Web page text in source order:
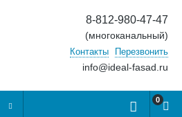
8-812-980-47-47
(многоканальный)
Контакты Перезвонить
info@ideal-fasad.ru
0